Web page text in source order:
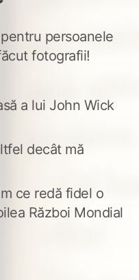
persoanele
fotografii!
a lui John Wick
decât mă
ce redă fidel o
Război Mondial